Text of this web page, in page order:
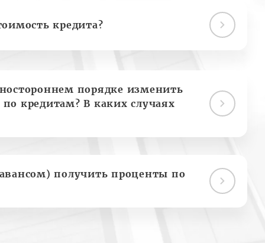
кредита?
порядке изменить
кредитам? В каких случаях
получить проценты по